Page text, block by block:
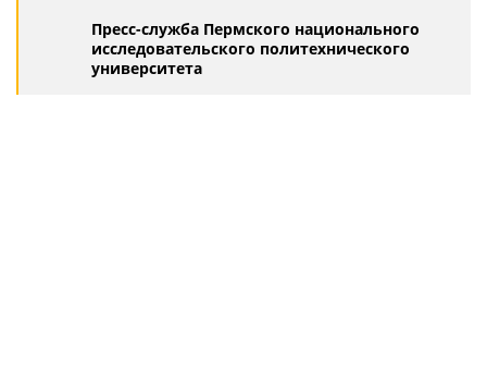
Пресс-служба Пермского национального
исследовательского политехнического
университета